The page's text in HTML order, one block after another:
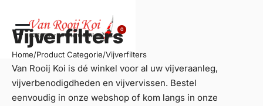
0
Vijverfilters
Home/Product Categorie/Vijverfilters
Van Rooij Koi is dé winkel voor al uw vijveraanleg,
vijverbenodigdheden en vijvervissen. Bestel
eenvoudig in onze webshop of kom langs in onze